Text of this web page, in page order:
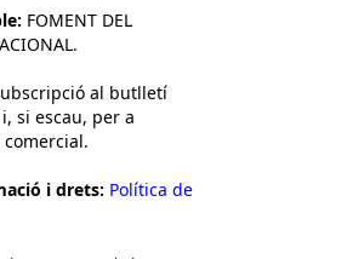
FOMENT DEL
al butlletí
si escau, per a
i drets: Política de